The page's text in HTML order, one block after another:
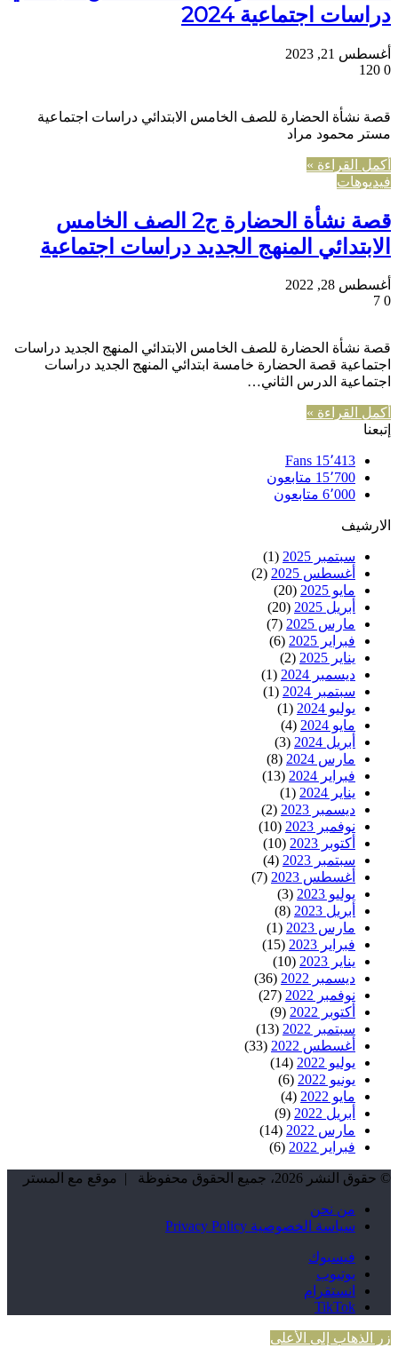
دراسات اجتماعية 2024
أغسطس 21, 2023
0
قصة نشأة الحضارة للصف الخامس الابتدائي دراسات اجتماعية
مستر محمود مراد
أكمل القراءة »
فيديوهات
قصة نشأة الحضارة ج2 الصف الخامس
الابتدائي المنهج الجديد دراسات اجتماعية
أغسطس 28, 2022
0
قصة نشأة الحضارة للصف الخامس الابتدائي المنهج الجديد دراسات
اجتماعية قصة الحضارة خامسة ابتدائي المنهج الجديد دراسات
اجتماعية الدرس الثاني…
أكمل القراءة »
إتبعنا
15٬413 Fans
15٬700 متابعون
6٬000 متابعون
الارشيف
سبتمبر 2025
(1)
أغسطس 2025
(2)
مايو 2025
(20)
أبريل 2025
(20)
مارس 2025
(7)
فبراير 2025
(6)
يناير 2025
(2)
ديسمبر 2024
(1)
سبتمبر 2024
(1)
يوليو 2024
(1)
مايو 2024
(4)
أبريل 2024
(3)
مارس 2024
(8)
فبراير 2024
(13)
يناير 2024
(1)
ديسمبر 2023
(2)
نوفمبر 2023
(10)
أكتوبر 2023
(10)
سبتمبر 2023
(4)
أغسطس 2023
(7)
يوليو 2023
(3)
أبريل 2023
(8)
مارس 2023
(1)
فبراير 2023
(15)
يناير 2023
(10)
ديسمبر 2022
(36)
نوفمبر 2022
(27)
أكتوبر 2022
(9)
سبتمبر 2022
(13)
أغسطس 2022
(33)
يوليو 2022
(14)
يونيو 2022
(6)
مايو 2022
(4)
أبريل 2022
(9)
مارس 2022
(14)
فبراير 2022
(6)
© حقوق النشر 2026، جميع الحقوق محفوظة | موقع مع المستر
من نحن
سياسة الخصوصية Privacy Policy
فيسبوك
يوتيوب
انستقرام
TikTok
زر الذهاب إلى الأعلى